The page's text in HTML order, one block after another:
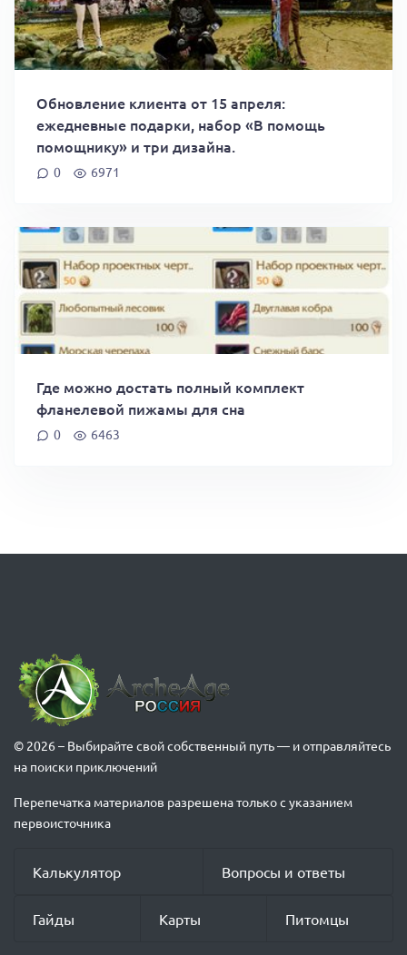
Обновление клиента от 15 апреля:
ежедневные подарки, набор «В помощь
помощнику» и три дизайна.
0 6971
Где можно достать полный комплект
фланелевой пижамы для сна
0 6463
© 2026 – Выбирайте свой собственный путь — и отправляйтесь
на поиски приключений
Перепечатка материалов разрешена только с указанием
первоисточника
Калькулятор Вопросы и ответы
Гайды Карты Питомцы